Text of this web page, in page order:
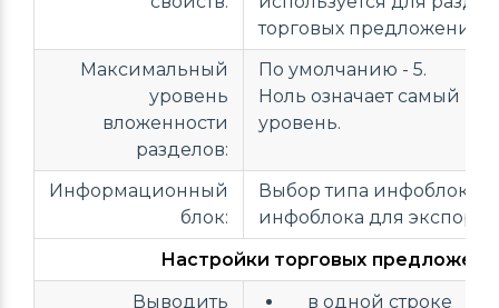
торговых предложений.
Максимальный
уровень
вложенности
разделов:
По умолчанию - 5.
Ноль означает самый
уровень.
Информационный
блок:
Выбор типа инфоблока и
инфоблока для экспорта.
Настройки торговых
Выводить
в одной строке